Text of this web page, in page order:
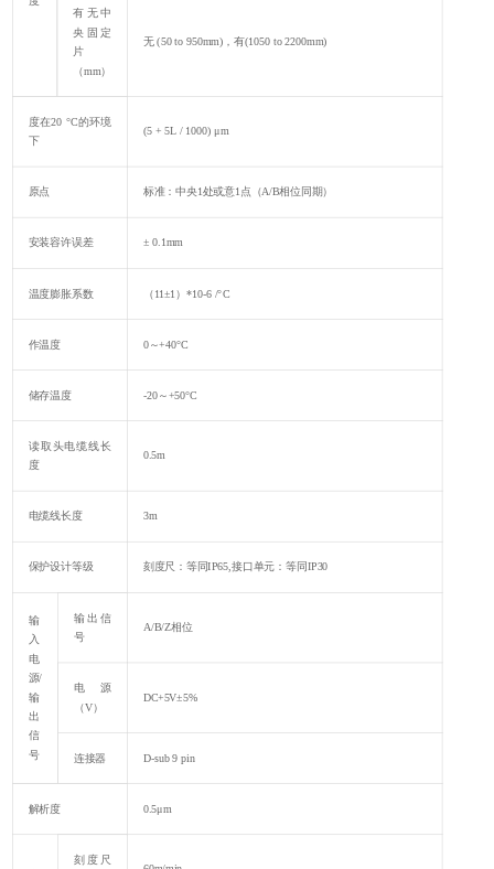
有无中
央固定
片
（mm）
无 (50 to 950mm)，有(1050 to 2200mm)
度在20 °C的环境
下
(5 + 5L / 1000) μm
原点 标准：中央1处或意1点（A/B相位同期）
安装容许误差 ± 0.1mm
温度膨胀系数 （11±1）*10-6 /°C
作温度 0～+40°C
储存温度 -20～+50°C
读取头电缆线长
度
0.5m
电缆线长度 3m
保护设计等级 刻度尺：等同IP65,接口单元：等同IP30
输
入
电
源/
输
出
信
号
输出信
号
A/B/Z相位
电源
（V）
DC+5V±5%
连接器 D-sub 9 pin
解析度 0.5μm
刻度尺